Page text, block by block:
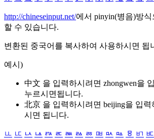
http://chineseinput.net/에서 pinyin(병음)방
할 수 있습니다.
변환된 중국어를 복사하여 사용하시면 됩
예시)
中文 을 입력하시려면 zhongwen을
누르시면됩니다.
北京 을 입력하시려면 beijing을 입력
시면 됩니다.
ㅥ ㅦ ㅧ ㅨ ㅩ ㅪ ㅫ ㅬ ㅭ ㅮ ㅯ ㅰ ㅱ ㅲ ㅳ